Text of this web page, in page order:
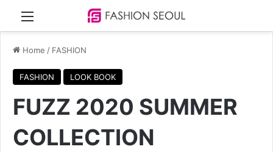
Menu
Home / FASHION
FASHION LOOK BOOK
FUZZ 2020 SUMMER
COLLECTION